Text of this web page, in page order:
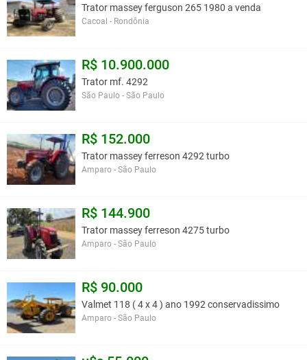
Trator massey ferguson 265 1980 a venda
Cacoal - Rondônia
R$ 10.900.000
Trator mf. 4292
São Paulo - São Paulo
R$ 152.000
Trator massey ferreson 4292 turbo
Amparo - São Paulo
R$ 144.900
Trator massey ferreson 4275 turbo
Amparo - São Paulo
R$ 90.000
Valmet 118 ( 4 x 4 ) ano 1992 conservadissimo
Amparo - São Paulo